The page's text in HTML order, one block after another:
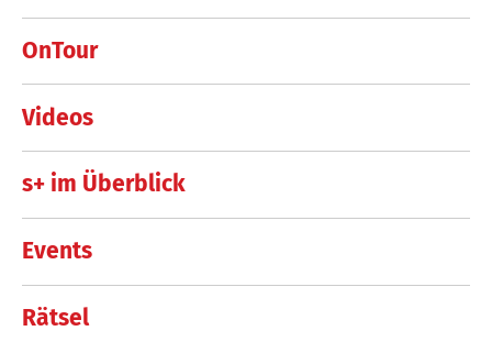
OnTour
Videos
s+ im Überblick
Events
Rätsel